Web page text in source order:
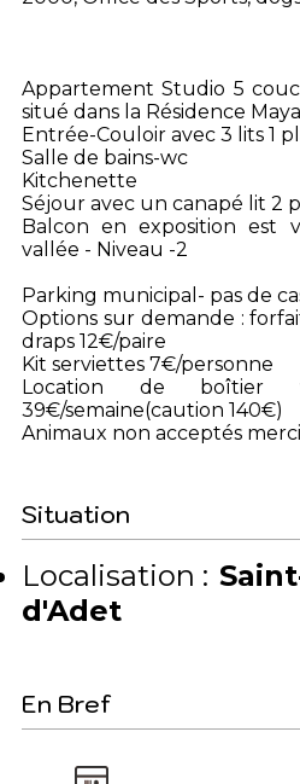
Appartement Studio 5
situé dans la Résidence
Entrée-Couloir avec 3 lits 1
Salle de bains-wc
Kitchenette
Séjour avec un canapé lit 2
Balcon en exposition est
vallée - Niveau -2
Parking municipal- pas de
Options sur demande :
draps 12€/paire
Kit serviettes 7€/personne
Location de
39€/semaine(caution 140€)
Animaux non acceptés
Situation
Localisation :
d'Adet
En Bref